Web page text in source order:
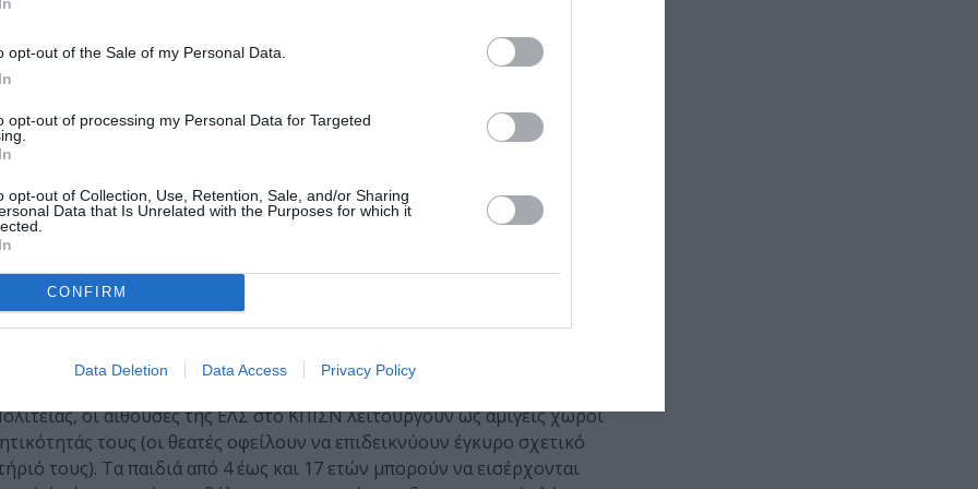
opt-out of the Sale of my Personal Data.
opt-out of processing my Personal Data for Targeted
opt-out of Collection, Use, Retention, Sale, and/or Sharing
Data that Is Unrelated with the Purposes for which it
CONFIRM
Data Deletion Data Access Privacy Policy
Λατίφι
/ Αριάδνη Φιλιππάκη
/ Γιοβάνκα Ζάριτς
Χατζόπουλος
Κορυφαίους, τοCorps de balletκαι τηνΠαιδική Χορωδίατης
• Φοιτητικό, παιδικό:12€• Περιορισμένης ορατότητας:
09.00-21.00)
της δημόσιας υγείας από τον κίνδυνο διασποράς του
οι αίθουσες της ΕΛΣ στο ΚΠΙΣΝ λειτουργούν ως αμιγείς χώροι
τους (οι θεατές οφείλουν να επιδεικνύουν έγκυρο σχετικό
τους). Τα παιδιά από 4 έως και 17 ετών μπορούν να εισέρχονται